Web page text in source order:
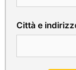
Città e